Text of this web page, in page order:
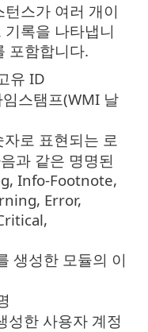
턴스가 여러 개이
기록을 나타냅니
포함합니다.
유 ID
스탬프(WMI 날
로 표현되는 로
과 같은 명명된
Info-Footnote,
Error,
생성한 모듈의 이
성한 사용자 계정